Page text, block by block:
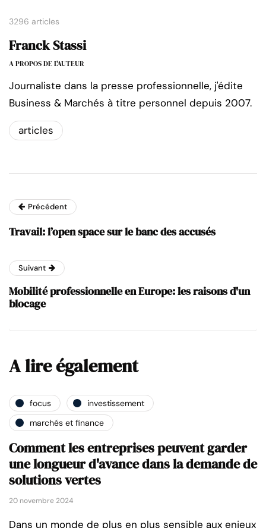
3296 articles
Franck Stassi
A PROPOS DE L'AUTEUR
Journaliste dans la presse professionnelle, j'édite
Business & Marchés à titre personnel depuis 2007.
articles
Précédent
Travail: l’open space sur le banc des accusés
Suivant
Mobilité professionnelle en Europe: les raisons d'un
blocage
A lire également
focus
investissement
marchés et finance
Comment les entreprises peuvent garder
une longueur d'avance dans la demande de
solutions vertes
20 novembre 2024
Dans un monde de plus en plus sensible aux enjeux